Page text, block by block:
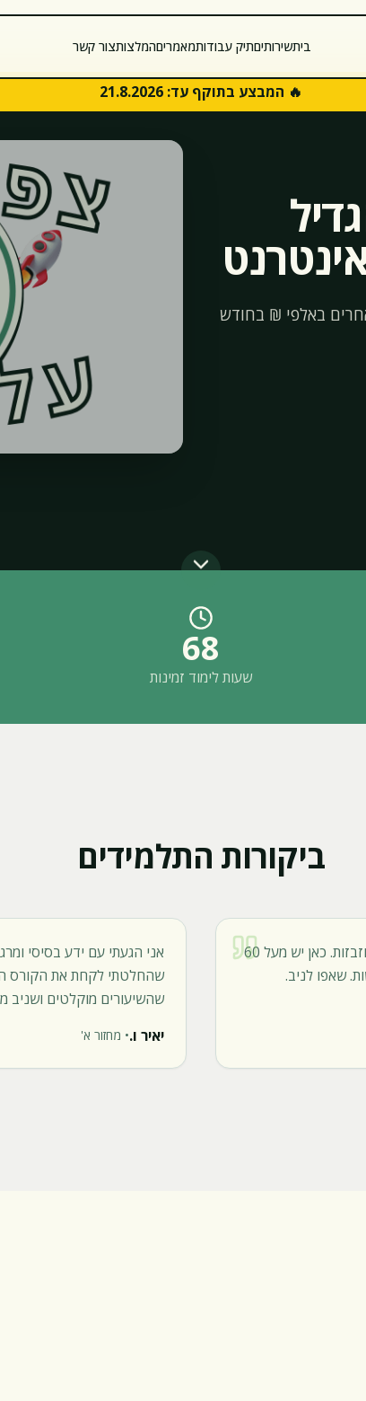
ביתשירותיםתיק עבודותמאמריםהמלצותצור קשר
🔥 המבצע בתוקף עד: 21.8.2026
באלפי ₪ בחודש
68
שעות לימוד זמינות
ביקורות התלמידים
עשיתי מלא קורסים עם המון שעות מבוזבזות. כאן יש מעל 60
שאפו לניב.
אני הגעתי עם ידע בסיסי
שהחלטתי לקחת את הקורס
שהשיעורים מוקלטים ושניב
יאיר ו.• מחזור א'